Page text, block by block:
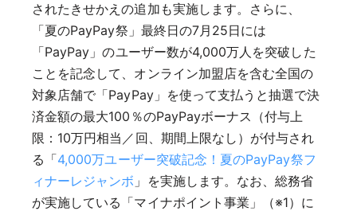
されたきせかえの追加も実施します。さらに、
「夏のPayPay祭」最終日の7月25日には
「PayPay」のユーザー数が4,000万人を突破した
ことを記念して、オンライン加盟店を含む全国の
対象店舗で「PayPay」を使って支払うと抽選で決
済金額の最大100％のPayPayボーナス（付与上
限：10万円相当／回、期間上限なし）が付与され
る「4,000万ユーザー突破記念！夏のPayPay祭フ
ィナーレジャンボ 」を実施します。なお、総務省
が実施している「マイナポイント事業」（※1）に